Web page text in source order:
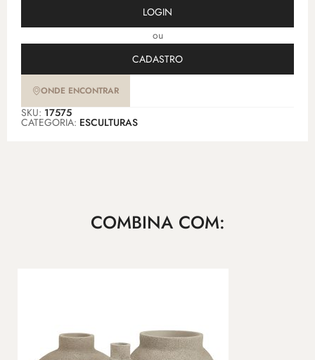
LOGIN
ou
CADASTRO
ONDE ENCONTRAR
SKU: 17575
CATEGORIA: ESCULTURAS
COMBINA COM: